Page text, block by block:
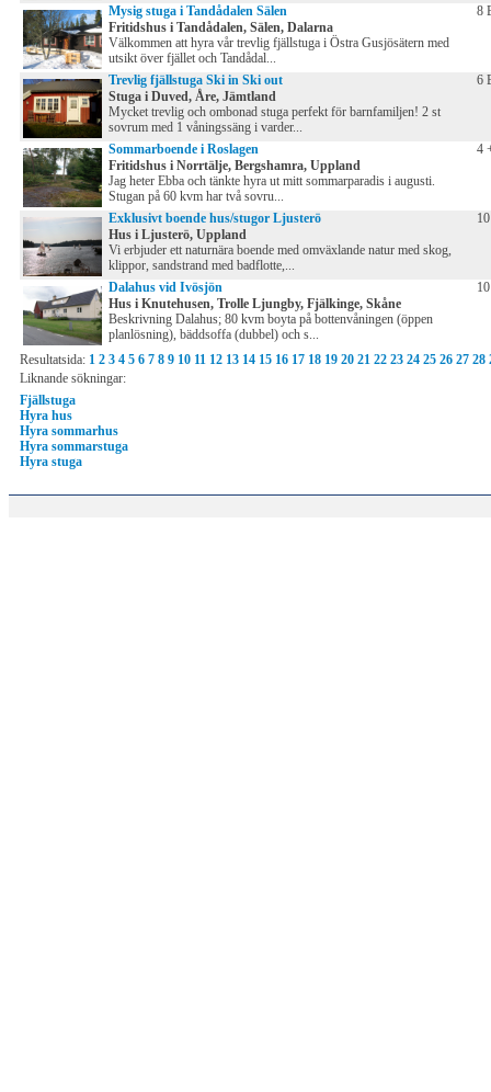
Mysig stuga i Tandådalen Sälen
Fritidshus i Tandådalen, Sälen, Dalarna
Välkommen att hyra vår trevlig fjällstuga i Östra Gusjösätern med
utsikt över fjället och Tandådal...
8
Trevlig fjällstuga Ski in Ski out
Stuga i Duved, Åre, Jämtland
Mycket trevlig och ombonad stuga perfekt för barnfamiljen! 2 st
sovrum med 1 våningssäng i varder...
6
Sommarboende i Roslagen
Fritidshus i Norrtälje, Bergshamra, Uppland
Jag heter Ebba och tänkte hyra ut mitt sommarparadis i augusti.
Stugan på 60 kvm har två sovru...
4
Exklusivt boende hus/stugor Ljusterö
Hus i Ljusterö, Uppland
Vi erbjuder ett naturnära boende med omväxlande natur med skog,
klippor, sandstrand med badflotte,...
Dalahus vid Ivösjön
Hus i Knutehusen, Trolle Ljungby, Fjälkinge, Skåne
Beskrivning Dalahus; 80 kvm boyta på bottenvåningen (öppen
planlösning), bäddsoffa (dubbel) och s...
Resultatsida: 1 2 3 4 5 6 7 8 9 10 11 12 13 14 15 16 17 18 19 20 21 22 23 24 25 26 27 28
Liknande sökningar:
Fjällstuga
Hyra hus
Hyra sommarhus
Hyra sommarstuga
Hyra stuga